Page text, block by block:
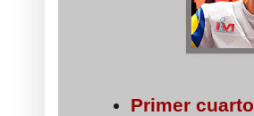
Primer cuarto